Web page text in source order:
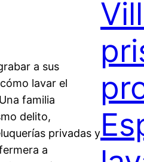
a sus
lavar el
familia
delito,
privadas y
a